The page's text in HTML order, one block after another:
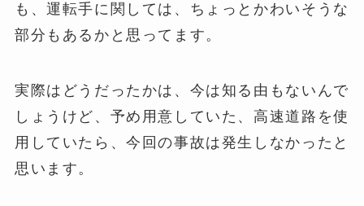
も、運転手に関しては、ちょっとかわいそうな
部分もあるかと思ってます。
実際はどうだったかは、今は知る由もないんで
しょうけど、予め用意していた、高速道路を使
用していたら、今回の事故は発生しなかったと
思います。